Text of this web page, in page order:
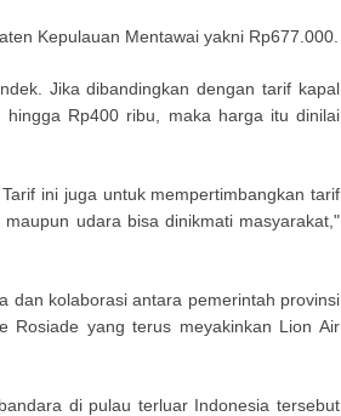
Kepulauan Mentawai yakni Rp677.000.
Jika dibandingkan dengan tarif kapal
Rp400 ribu, maka harga itu dinilai
ini juga untuk mempertimbangkan tarif
udara bisa dinikmati masyarakat,"
dan kolaborasi antara pemerintah provinsi
Rosiade yang terus meyakinkan Lion Air
di pulau terluar Indonesia tersebut